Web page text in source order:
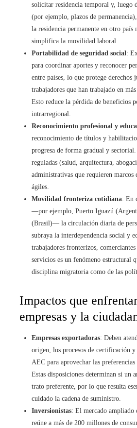
solicitar residencia temporal y, luego
(por ejemplo, plazos de
la residencia permanente en otro país
simplifica la movilidad laboral.
Portabilidad de seguridad social:
para coordinar aportes y reconocer
entre países, lo que protege derechos
trabajadores que han trabajado en
Esto reduce la pérdida de beneficios
intrarregional.
Reconocimiento profesional y
reconocimiento de títulos y
progresa de forma gradual y
reguladas (salud, arquitectura,
administrativas que requieren marcos
ágiles.
Movilidad fronteriza cotidiana: En
—por ejemplo, Puerto Iguazú
(Brasil)— la circulación diaria de
subraya la interdependencia social y
trabajadores fronterizos, comerciantes
servicios es un fenómeno estructural
disciplina migratoria como de las
Impactos que
empresas y la
Empresas exportadoras: Deben
origen, los procesos de certificación
AEC para aprovechar las
Estas disposiciones determinan si un
trato preferente, por lo que resulta
cuidado la cadena de suministro.
Inversionistas: El mercado
reúne a más de 200 millones de